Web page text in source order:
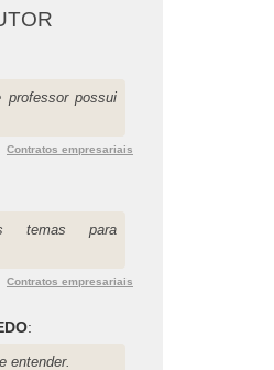
professor possui
Contratos empresariais
temas para
Contratos empresariais
:
entender.